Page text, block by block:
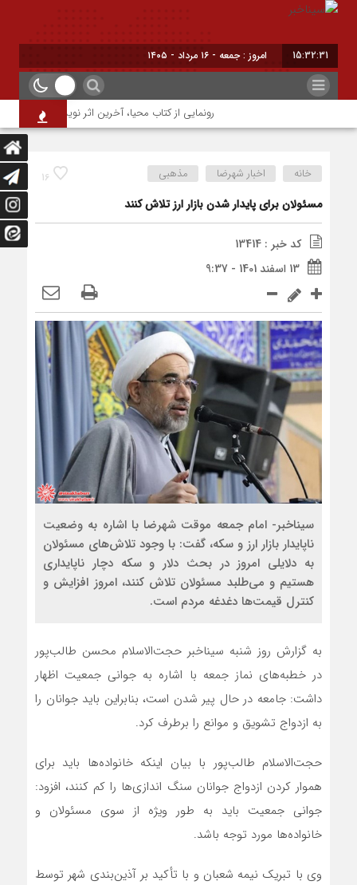
15:32:31 برا
رونمایی از کتاب محیا، آخرین اثر نویسنده جوان
16 خانه اخبار شهرضا مذهبی
مسئولان برای پایدار شدن بازار ارز تلاش کنند
کد خبر : 13414
13 اسفند 1401 - 9:37
سیناخبر- امام جمعه موقت شهرضا با اشاره به وضعیت
ناپایدار بازار ارز و سکه، گفت: با وجود تلاش‌های مسئولان
به دلایلی امروز در بحث دلار و سکه دچار ناپایداری
هستیم و می‌طلبد مسئولان تلاش کنند، امروز افزایش و
کنترل قیمت‌ها دغدغه مردم است.
به گزارش روز شنبه سیناخبر حجت‌الاسلام محسن طالب‌پور
در خطبه‌های نماز جمعه با اشاره به جوانی جمعیت اظهار
داشت: جامعه در حال پیر شدن است، بنابراین باید جوانان را
به ازدواج تشویق و موانع را برطرف کرد.
حجت‌الاسلام طالب‌پور با بیان اینکه خانواده‌‌ها باید برای
هموار کردن ازدواج جوانان سنگ اندازی‌ها را کم کنند، افزود:
جوانی جمعیت باید به طور ویژه از سوی مسئولان و
خانواده‌ها مورد توجه باشد.
وی با تبریک نیمه شعبان و با تأکید بر آذین‌بندی شهر توسط